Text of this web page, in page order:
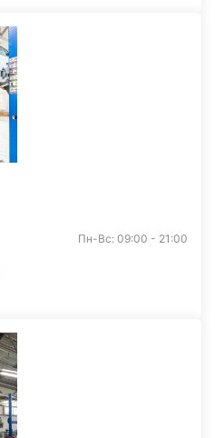
Пн-Вс: 09:00 - 21:00